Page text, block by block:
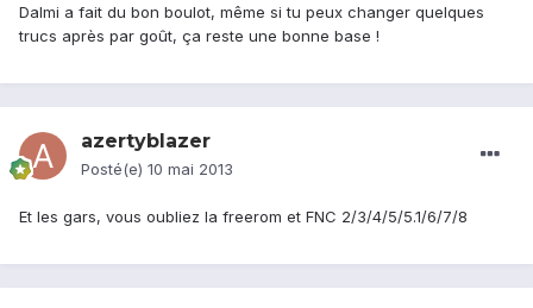
Dalmi a fait du bon boulot, même si tu peux changer quelques
trucs après par goût, ça reste une bonne base !
azertyblazer
Posté(e) 10 mai 2013
Et les gars, vous oubliez la freerom et FNC 2/3/4/5/5.1/6/7/8